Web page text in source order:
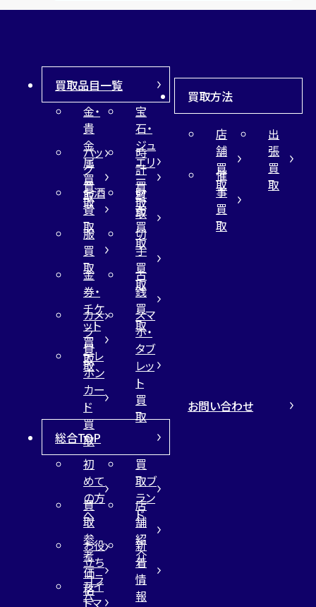
買取品目一覧
金・
貴
金
属
買
取
宝
石・
ジュ
エリ
ー
買
取
バッ
グ
買
取
時
計
買
取
お酒
買
取
財
布
買
取
服
買
取
切
手
買
取
金
券・
チケ
ット
買
取
古
銭
買
取
カメ
ラ
買
取
スマ
ホ・
タブ
レッ
ト
買
取
テレ
ホン
カー
ド
買
取
買取方法
店
舗
買
取
出
張
買
取
催
事
買
取
総合TOP
初
めて
の方
へ
買
取ブ
ラン
ド
買
取
参
考
価
格
店
舗
紹
介
お役
立ち
コラ
ム
新
着
情
報
サイ
トマ
お問い合わせ